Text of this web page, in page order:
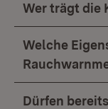
Wer trägt die
Welche
Dürfen